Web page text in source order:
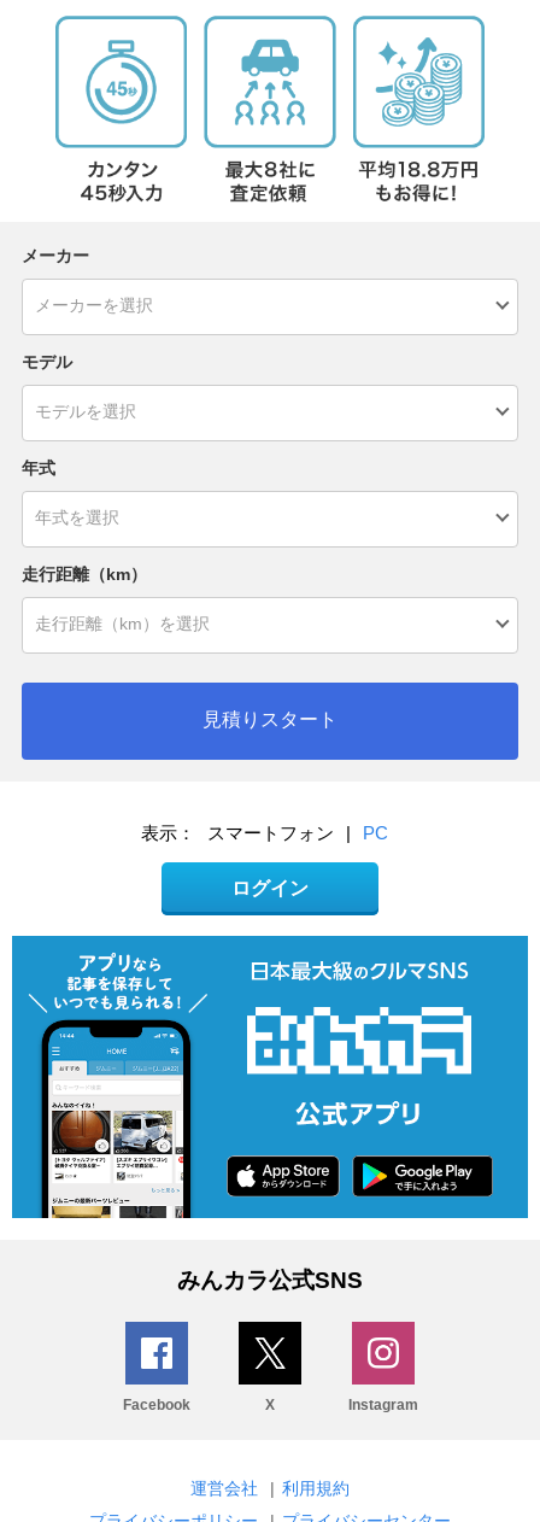
メーカー
モデル
年式
走行距離（km）
見積りスタート
表示： スマートフォン | PC
ログイン
みんカラ公式SNS
Facebook X Instagram
運営会社 | 利用規約